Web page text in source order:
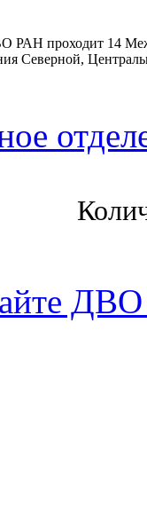
РАН проходит 14
Северной,